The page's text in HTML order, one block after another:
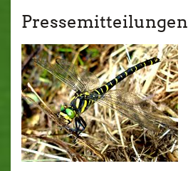
Pressemitteilungen